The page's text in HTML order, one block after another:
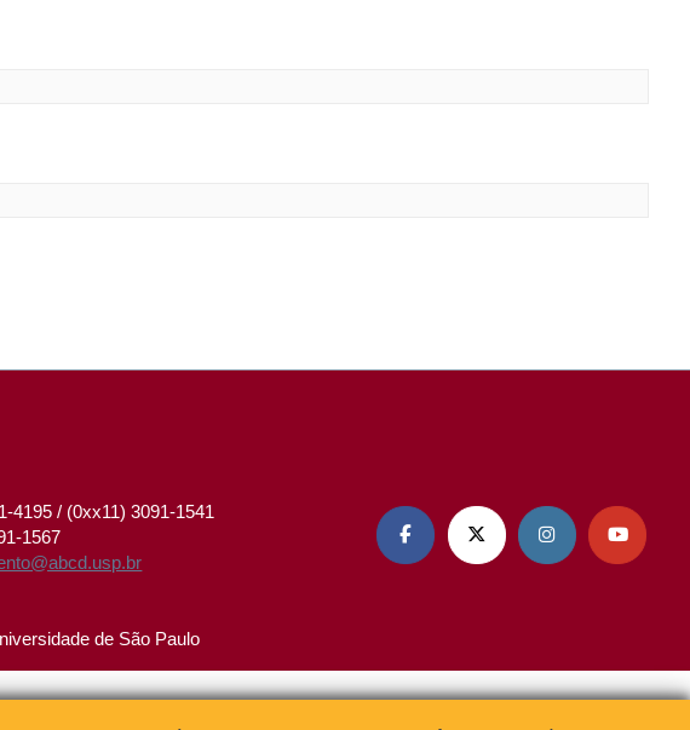
4195 / (0xx11) 3091-1541
1567
   
de São Paulo